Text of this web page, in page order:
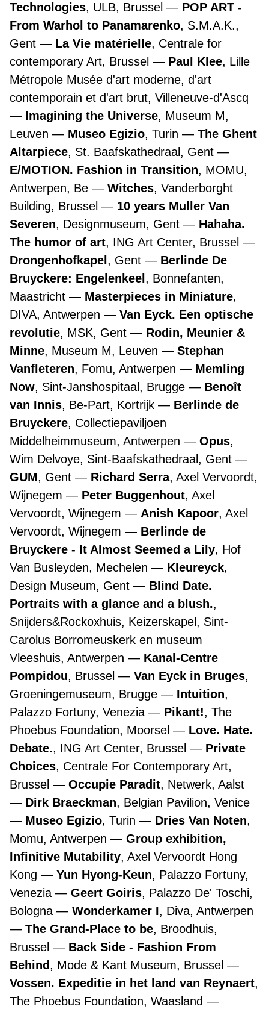
Technologies, ULB, Brussel
POP ART -
From Warhol to Panamarenko, S.M.A.K.,
Gent
La Vie matérielle, Centrale for
contemporary Art, Brussel
Paul Klee, Lille
Métropole Musée d'art moderne, d'art
contemporain et d'art brut, Villeneuve-d'Ascq
Imagining the Universe, Museum M,
Leuven
Museo Egizio, Turin
The Ghent
Altarpiece, St. Baafskathedraal, Gent
E/MOTION. Fashion in Transition, MOMU,
Antwerpen, Be
Witches, Vanderborght
Building, Brussel
10 years Muller Van
Severen, Designmuseum, Gent
Hahaha.
The humor of art, ING Art Center, Brussel
Drongenhofkapel , Gent
Berlinde De
Bruyckere: Engelenkeel , Bonnefanten,
Maastricht
Masterpieces in Miniature,
DIVA, Antwerpen
Van Eyck. Een optische
revolutie, MSK, Gent
Rodin, Meunier &
Minne, Museum M, Leuven
Stephan
Vanfleteren, Fomu, Antwerpen
Memling
Now, Sint-Janshospitaal, Brugge
Benoît
van Innis, Be-Part, Kortrijk
Berlinde de
Bruyckere, Collectiepaviljoen
Middelheimmuseum, Antwerpen
Opus,
Wim Delvoye, Sint-Baafskathedraal, Gent
GUM, Gent Richard Serra, Axel Vervoordt,
Wijnegem
Peter Buggenhout, Axel
Vervoordt, Wijnegem
Anish Kapoor, Axel
Vervoordt, Wijnegem
Berlinde de
Bruyckere - It Almost Seemed a Lily, Hof
Van Busleyden, Mechelen
Kleureyck,
Design Museum, Gent
Blind Date.
Portraits with a glance and a blush.,
Snijders&Rockoxhuis, Keizerskapel, Sint-
Carolus Borromeuskerk en museum
Vleeshuis, Antwerpen
Kanal-Centre
Pompidou, Brussel Van Eyck in Bruges,
Groeningemuseum, Brugge
Intuition,
Palazzo Fortuny, Venezia
Pikant!, The
Phoebus Foundation, Moorsel
Love. Hate.
Debate., ING Art Center, Brussel
Private
Choices, Centrale For Contemporary Art,
Brussel
Occupie Paradit, Netwerk, Aalst
Dirk Braeckman, Belgian Pavilion, Venice
Museo Egizio, Turin Dries Van Noten,
Momu, Antwerpen
Group exhibition,
Infinitive Mutability, Axel Vervoordt Hong
Kong
Yun Hyong-Keun, Palazzo Fortuny,
Venezia
Geert Goiris, Palazzo De' Toschi,
Bologna
Wonderkamer I, Diva, Antwerpen
The Grand-Place to be, Broodhuis,
Brussel
Back Side - Fashion From
Behind, Mode & Kant Museum, Brussel
Vossen. Expeditie in het land van Reynaert,
The Phoebus Foundation, Waasland